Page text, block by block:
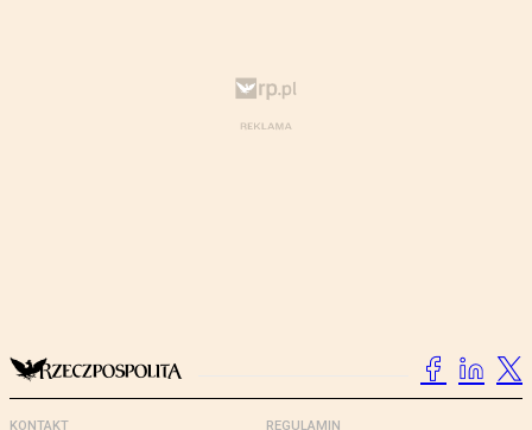
KONTAKT REGULAMIN